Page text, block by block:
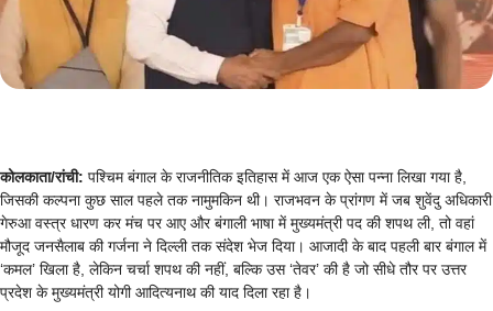
कोलकाता/रांची: पश्चिम बंगाल के राजनीतिक इतिहास में आज एक ऐसा पन्ना लिखा गया है,
जिसकी कल्पना कुछ साल पहले तक नामुमकिन थी। राजभवन के प्रांगण में जब शुवेंदु अधिकारी
गेरुआ वस्त्र धारण कर मंच पर आए और बंगाली भाषा में मुख्यमंत्री पद की शपथ ली, तो वहां
मौजूद जनसैलाब की गर्जना ने दिल्ली तक संदेश भेज दिया। आजादी के बाद पहली बार बंगाल में
‘कमल’ खिला है, लेकिन चर्चा शपथ की नहीं, बल्कि उस ‘तेवर’ की है जो सीधे तौर पर उत्तर
प्रदेश के मुख्यमंत्री योगी आदित्यनाथ की याद दिला रहा है।